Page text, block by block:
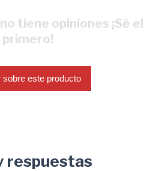
tiene opiniones ¡Sé el
primero!
sobre este producto
respuestas